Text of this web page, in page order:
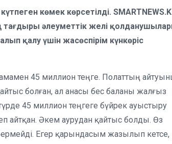
көмек көрсетілді.
әлеуметтік желі
қалу үшін жасөспірім күнкөріс
45 миллион теңге. Полаттың
болған, ал анасы бес баланы жалғыз
45 миллион теңгеге бүйрек ауыстыру
айтқан. Әкем аурудан қайтыс болды. Өз
Егер қарындасым жазылып кетсе,